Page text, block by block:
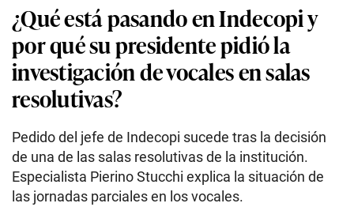
¿Qué está pasando en Indecopi y
por qué su presidente pidió la
investigación de vocales en salas
resolutivas?
Pedido del jefe de Indecopi sucede tras la decisión
de una de las salas resolutivas de la institución.
Especialista Pierino Stucchi explica la situación de
las jornadas parciales en los vocales.